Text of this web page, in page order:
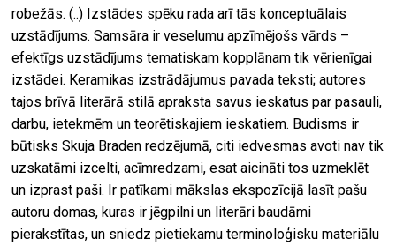
robežās. (..) Izstādes spēku rada arī tās konceptuālais
uzstādījums. Samsāra ir veselumu apzīmējošs vārds –
efektīgs uzstādījums tematiskam kopplānam tik vērienīgai
izstādei. Keramikas izstrādājumus pavada teksti; autores
tajos brīvā literārā stilā apraksta savus ieskatus par pasauli,
darbu, ietekmēm un teorētiskajiem ieskatiem. Budisms ir
būtisks Skuja Braden redzējumā, citi iedvesmas avoti nav tik
uzskatāmi izcelti, acīmredzami, esat aicināti tos uzmeklēt
un izprast paši. Ir patīkami mākslas ekspozīcijā lasīt pašu
autoru domas, kuras ir jēgpilni un literāri baudāmi
pierakstītas, un sniedz pietiekamu terminoloģisku materiālu